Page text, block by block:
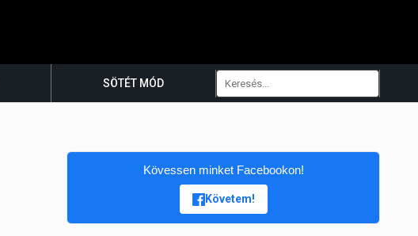
SÖTÉT MÓD
Kövessen minket Facebookon!
Követem!